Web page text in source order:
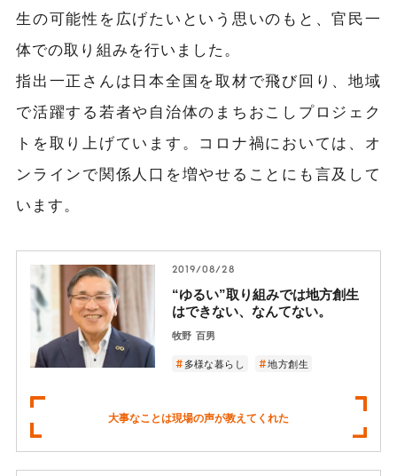
生の可能性を広げたいという思いのもと、官民一
体での取り組みを行いました。
指出一正さんは日本全国を取材で飛び回り、地域
で活躍する若者や自治体のまちおこしプロジェク
トを取り上げています。コロナ禍においては、オ
ンラインで関係人口を増やせることにも言及して
います。
2019/08/28
“ゆるい”取り組みでは地方創生
はできない、なんてない。
牧野 百男
多様な暮らし 地方創生
大事なことは現場の声が教えてくれた